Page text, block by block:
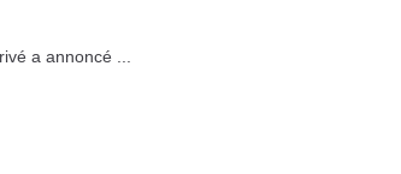
a annoncé ...